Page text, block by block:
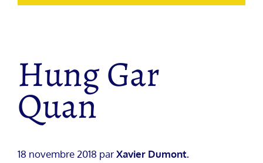
Hung Gar
Quan
18 novembre 2018 parXavier Dumont.